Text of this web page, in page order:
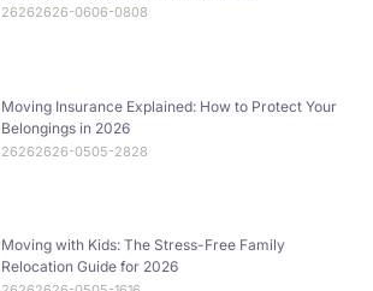
26262626-0606-0808
Moving Insurance Explained: How to Protect Your
Belongings in 2026
26262626-0505-2828
Moving with Kids: The Stress-Free Family
Relocation Guide for 2026